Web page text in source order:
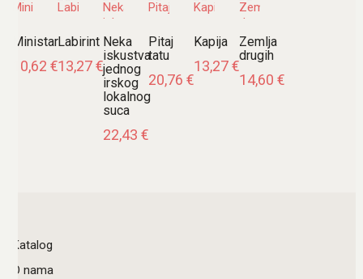
Ministar
10,62 €
Labirint
13,27€
Neka
iskustva
jednog
irskog
lokalnog
suca
22,43 €
Pitaj
tatu
20,76 €
Kapija
13,27€
Zemlja
drugih
14,60 €
Katalog
O nama